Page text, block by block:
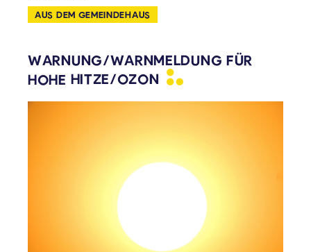
AUS DEM GEMEINDEHAUS
WARNUNG/WARNMELDUNG FÜR
HOHE HITZE/OZON